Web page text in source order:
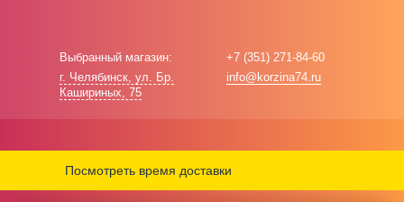
Выбранный магазин:
г. Челябинск, ул. Бр.
Кашириных, 75
+7 (351) 271-84-60
info@korzina74.ru
Посмотреть время доставки